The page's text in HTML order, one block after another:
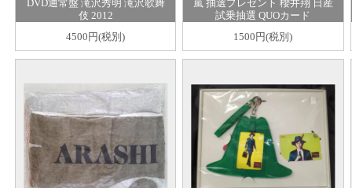
DVD通常盤 滝沢秀明 滝沢歌舞
伎 2012
4500円(税別)
嵐 抽選プレゼント 櫻井翔 日産
試乗抽選 QUOカード
1500円(税別)